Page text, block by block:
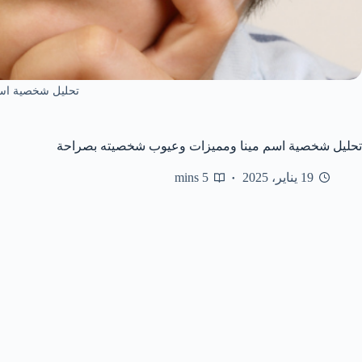
تحليل شخصية
تحليل شخصية اسم مينا ومميزات وعيوب شخصيته بصراحة
19 يناير، 2025 5 mins